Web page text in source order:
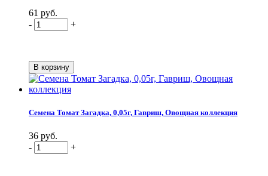
61 руб.
-
+
Семена Томат Загадка, 0,05г, Гавриш, Овощная коллекция
36 руб.
-
+